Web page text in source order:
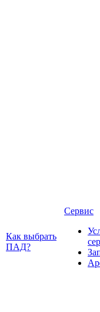
Как выбрать
ПАД?
Сервис